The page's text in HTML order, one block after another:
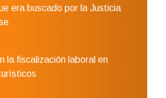
era buscado por la Justicia
la fiscalización laboral en